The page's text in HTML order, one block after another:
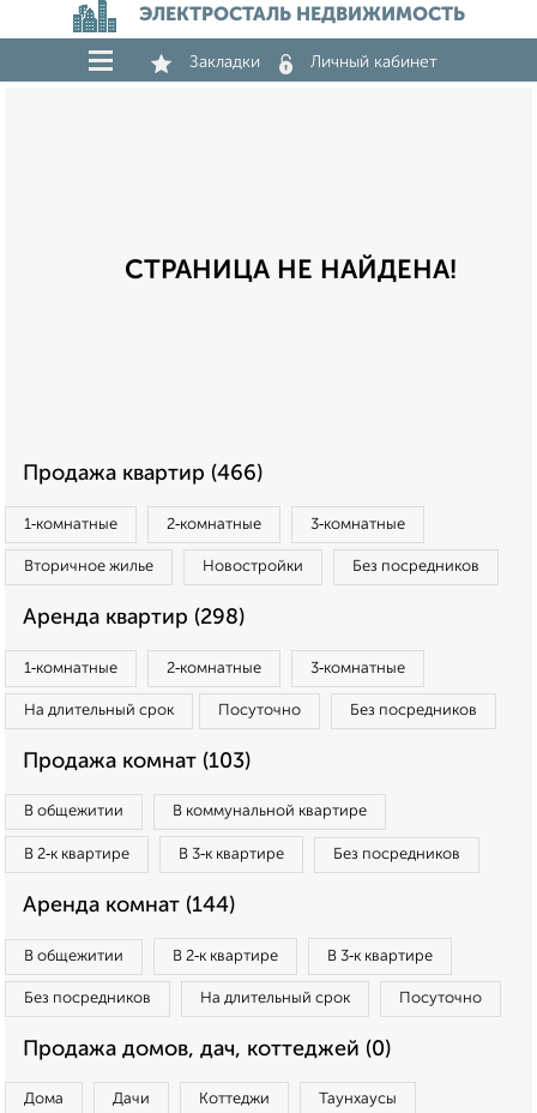
ЭЛЕКТРОСТАЛЬ НЕДВИЖИМОСТЬ
Закладки Личный кабинет
СТРАНИЦА НЕ НАЙДЕНА!
Продажа квартир (466)
1‑комнатные 2‑комнатные 3‑комнатные
Вторичное жилье Новостройки Без посредников
Аренда квартир (298)
1‑комнатные 2‑комнатные 3‑комнатные
На длительный срок Посуточно Без посредников
Продажа комнат (103)
В общежитии В коммунальной квартире
В 2‑к квартире В 3‑к квартире Без посредников
Аренда комнат (144)
В общежитии В 2‑к квартире В 3‑к квартире
Без посредников На длительный срок Посуточно
Продажа домов, дач, коттеджей (0)
Дома Дачи Коттеджи Таунхаусы